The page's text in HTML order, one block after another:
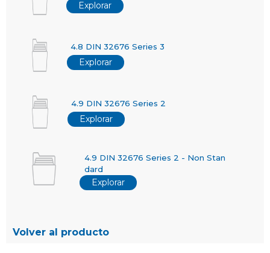
Explorar
4.8 DIN 32676 Series 3
Explorar
4.9 DIN 32676 Series 2
Explorar
4.9 DIN 32676 Series 2 - Non Stan
dard
Explorar
Volver al producto